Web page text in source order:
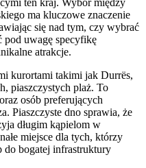
ma kluczowe znaczenie
się nad tym, czy wybrać
pod uwagę specyfikę
atrakcje.
kurortami takimi jak Durrës,
piaszczystych plaż. To
osób preferujących
Piaszczyste dno sprawia, że
długim kąpielom w
miejsce dla tych, którzy
do bogatej infrastruktury